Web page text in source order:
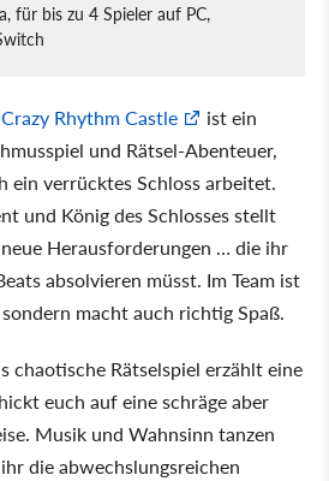
für bis zu 4 Spieler auf PC,
Rhythm Castle
ist ein
und Rätsel-Abenteuer,
ein verrücktes Schloss arbeitet.
und König des Schlosses stellt
Herausforderungen … die ihr
absolvieren müsst. Im Team ist
macht auch richtig Spaß.
chaotische Rätselspiel erzählt eine
euch auf eine schräge aber
Musik und Wahnsinn tanzen
die abwechslungsreichen